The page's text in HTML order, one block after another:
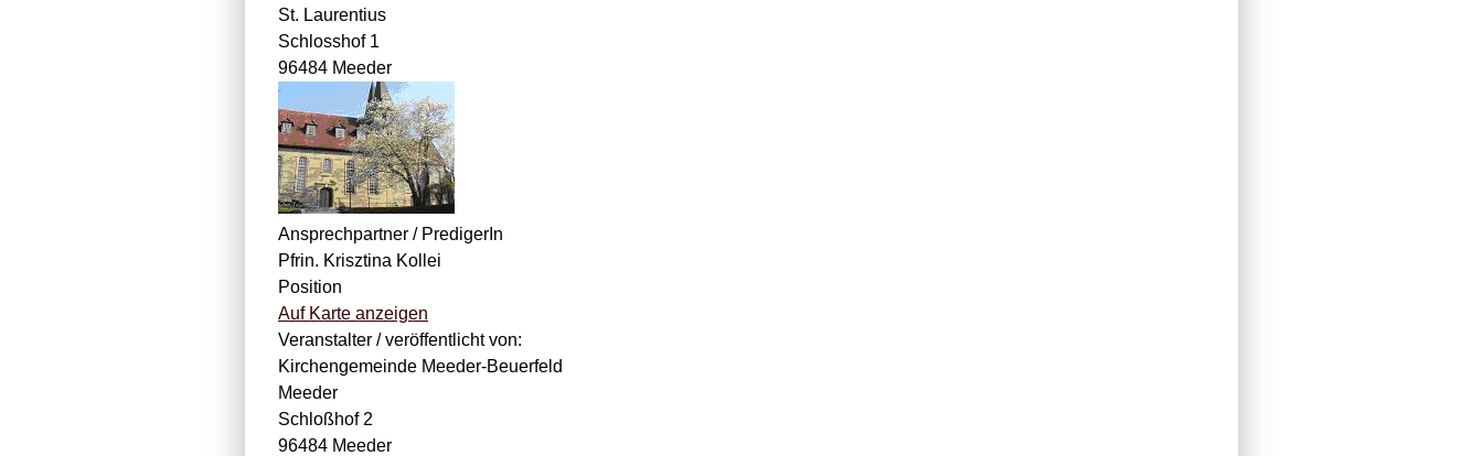
St. Laurentius
Schlosshof 1
96484 Meeder
Ansprechpartner / PredigerIn
Pfrin. Krisztina Kollei
Position
Auf Karte anzeigen
Veranstalter / veröffentlicht von:
Kirchengemeinde Meeder-Beuerfeld
Meeder
Schloßhof 2
96484 Meeder